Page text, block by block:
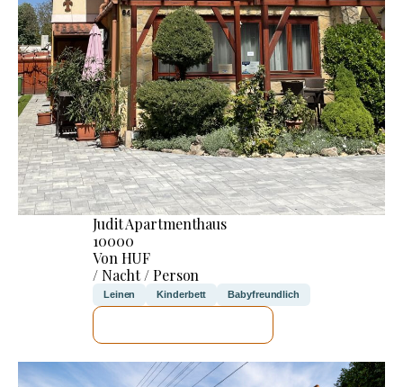
Judit Apartmenthaus
10000
Von HUF
/ Nacht / Person
Leinen Kinderbett Babyfreundlich